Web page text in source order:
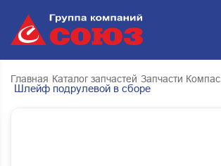
Главная Каталог запчастей Запчасти Компас
Шлейф подрулевой в сборе